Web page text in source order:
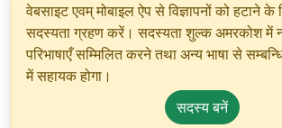
वेबसाइट एवम् मोबाइल ऐप से विज्ञापनों को हटाने के
सदस्यता ग्रहण करें। सदस्यता शुल्क अमरकोश में
परिभाषाएँ सम्मिलित करने तथा अन्य भाषा से
में सहायक होगा।
सदस्य बनें